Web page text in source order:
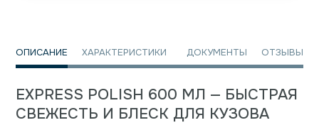
ОПИСАНИЕ ХАРАКТЕРИСТИКИ ДОКУМЕНТЫ ОТЗЫВЫ
EXPRESS POLISH 600 МЛ — БЫСТРАЯ
СВЕЖЕСТЬ И БЛЕСК ДЛЯ КУЗОВА